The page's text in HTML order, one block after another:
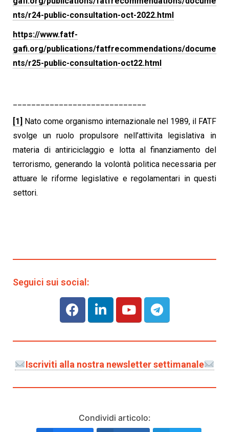
nts/r24-public-consultation-oct-2022.html
https://www.fatf-
gafi.org/publications/fatfrecommendations/docume
nts/r25-public-consultation-oct22.html
[1] Nato come organismo internazionale nel 1989, il FATF
svolge un ruolo propulsore nell’attivita legislativa in
materia di antiriciclaggio e lotta al finanziamento del
terrorismo, generando la volontà politica necessaria per
attuare le riforme legislative e regolamentari in questi
settori.
Seguici sui social:
Iscriviti alla nostra newsletter settimanale
Condividi articolo: